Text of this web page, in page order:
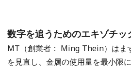
数字を追うためのエキゾチッ
MT（創業者： Ming Thein）はま
を見直し、金属の使用量を最小限